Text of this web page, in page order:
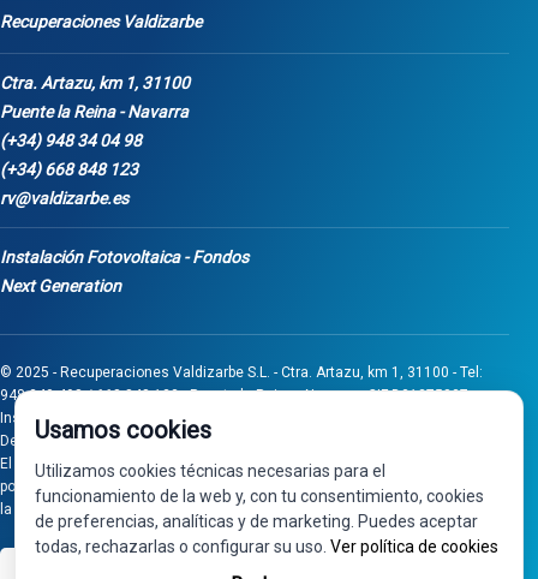
Recuperaciones Valdizarbe
Ctra. Artazu, km 1, 31100
Puente la Reina - Navarra
(+34) 948 34 04 98
(+34) 668 848 123
rv@valdizarbe.es
Instalación Fotovoltaica - Fondos
Next Generation
© 2025 - Recuperaciones Valdizarbe S.L. - Ctra. Artazu, km 1, 31100 - Tel:
948 340 498 / 668 848 123 - Puente la Reina - Navarra - CIF B31275837.
Inscrita en el Registro Mercantil de Navarra, Tomo 32, Folio 75, Hoja 525.
Desarrollado porSeintosoft
El proyecto de inversión "0011-0558-2024-000008" ha sido subvencionado
por Gobierno de Navarra al amparo de la convocatoria de 2024 de Ayudas a
la inversión en pymes industriales
Usamos cookies
Utilizamos cookies técnicas necesarias para el
funcionamiento de la web y, con tu consentimiento, cookies
de preferencias, analíticas y de marketing. Puedes aceptar
todas, rechazarlas o configurar su uso. Ver política de cookies